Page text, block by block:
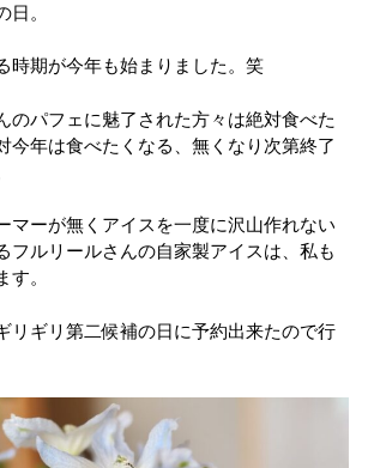
日。
時期が今年も始まりました。笑
のパフェに魅了された方々は絶対食べた
今年は食べたくなる、無くなり次第終了
マーが無くアイスを一度に沢山作れない
フルリールさんの自家製アイスは、私も
。
リギリ第二候補の日に予約出来たので行